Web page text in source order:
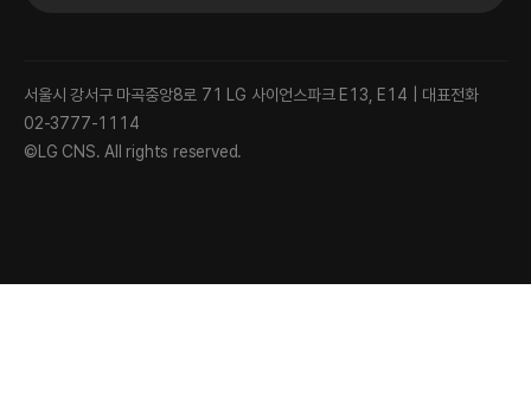
서울시 강서구 마곡중앙8로 71 LG 사이언스파크 E13, E14 | 대표전화
02-3777-1114
©LG CNS. All rights reserved.